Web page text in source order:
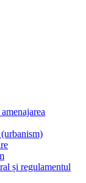
și regulamentul